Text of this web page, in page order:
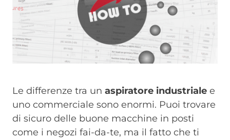
Le differenze tra un aspiratore industriale e
uno commerciale sono enormi. Puoi trovare
di sicuro delle buone macchine in posti
come i negozi fai-da-te, ma il fatto che ti